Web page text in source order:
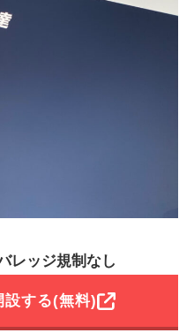
レッジ規制なし
する(無料)